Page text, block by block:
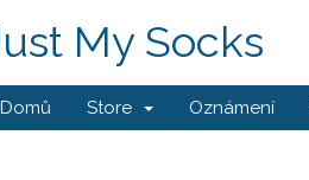
My Socks
Domů Store Oznámení